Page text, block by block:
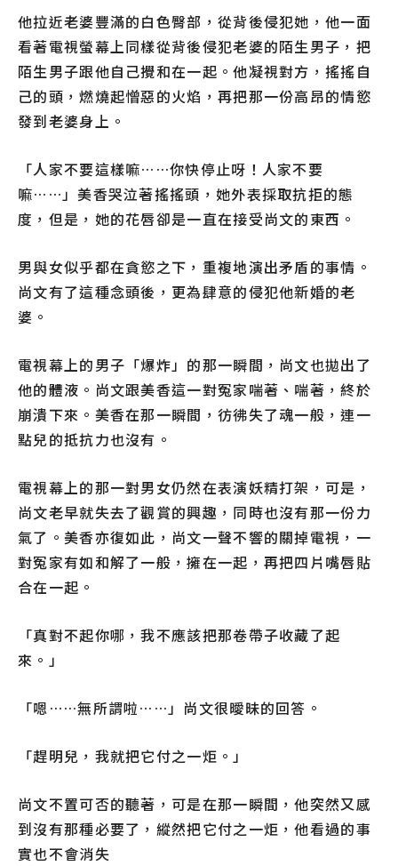
他拉近老婆豐滿的白色臀部，從背後侵犯她，他一面
看著電視螢幕上同樣從背後侵犯老婆的陌生男子，把
陌生男子跟他自己攪和在一起。他凝視對方，搖搖自
己的頭，燃燒起憎惡的火焰，再把那一份高昂的情慾
發到老婆身上。
「人家不要這樣嘛……你快停止呀！人家不要
嘛……」美香哭泣著搖搖頭，她外表採取抗拒的態
度，但是，她的花唇卻是一直在接受尚文的東西。
男與女似乎都在貪慾之下，重複地演出矛盾的事情。
尚文有了這種念頭後，更為肆意的侵犯他新婚的老
婆。
電視幕上的男子「爆炸」的那一瞬間，尚文也拋出了
他的體液。尚文跟美香這一對冤家喘著、喘著，終於
崩潰下來。美香在那一瞬間，彷彿失了魂一般，連一
點兒的抵抗力也沒有。
電視幕上的那一對男女仍然在表演妖精打架，可是，
尚文老早就失去了觀賞的興趣，同時也沒有那一份力
氣了。美香亦復如此，尚文一聲不響的關掉電視，一
對冤家有如和解了一般，擁在一起，再把四片嘴唇貼
合在一起。
「真對不起你哪，我不應該把那卷帶子收藏了起
來。」
「嗯……無所謂啦……」尚文很曖昧的回答。
「趕明兒，我就把它付之一炬。」
尚文不置可否的聽著，可是在那一瞬間，他突然又感
到沒有那種必要了，縱然把它付之一炬，他看過的事
實也不會消失